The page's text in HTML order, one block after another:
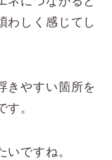
わしく感じてし
きやすい箇所を
。
ですね。